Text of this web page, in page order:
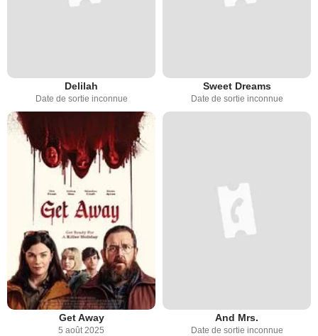
Delilah
Date de sortie inconnue
Sweet Dreams
Date de sortie inconnue
Get Away
5 août 2025
And Mrs.
Date de sortie inconnue